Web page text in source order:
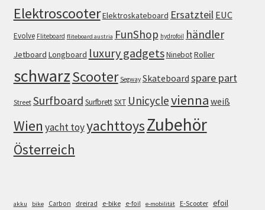
ElektroscooterElektroskateboard Ersatzteil EUC
Evolve Fliteboard fliteboard austria FunShop hydrofoil händler
Jetboard Longboard luxury gadgetsNinebotRoller
schwarzScooter Segway Skateboard spare part
Street Surfboard SurfbrettSXT Unicyclevienna weiß
Wien yacht toyyachttoysZubehör
Österreich
akku bike Carbon dreirad e-bike e-foil e-mobilität E-Scooter efoil